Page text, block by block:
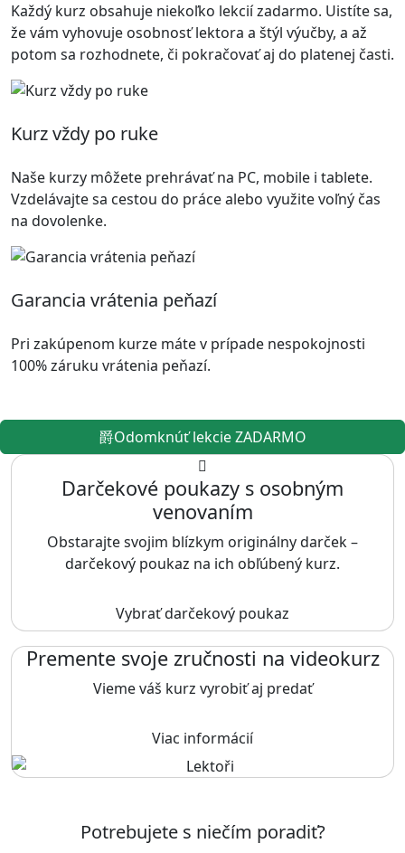
Každý kurz obsahuje niekoľko lekcií zadarmo. Uistíte sa,
že vám vyhovuje osobnosť lektora a štýl výučby, a až
potom sa rozhodnete, či pokračovať aj do platenej časti.
Kurz vždy po ruke
Naše kurzy môžete prehrávať na PC, mobile i tablete.
Vzdelávajte sa cestou do práce alebo využite voľný čas
na dovolenke.
Garancia vrátenia peňazí
Pri zakúpenom kurze máte v prípade nespokojnosti
100% záruku vrátenia peňazí.
Odomknúť lekcie ZADARMO
Darčekové poukazy s osobným
venovaním
Obstarajte svojim blízkym originálny darček –
darčekový poukaz na ich obľúbený kurz.
Vybrať darčekový poukaz
Premente svoje zručnosti na videokurz
Vieme váš kurz vyrobiť aj predať
Viac informácií
Potrebujete s niečím poradiť?